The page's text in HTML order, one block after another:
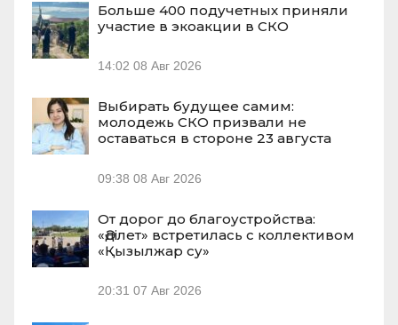
Больше 400 подучетных приняли
участие в экоакции в СКО
14:02 08 Авг 2026
Выбирать будущее самим:
молодежь СКО призвали не
оставаться в стороне 23 августа
09:38 08 Авг 2026
От дорог до благоустройства:
«Әділет» встретилась с коллективом
«Қызылжар су»
20:31 07 Авг 2026